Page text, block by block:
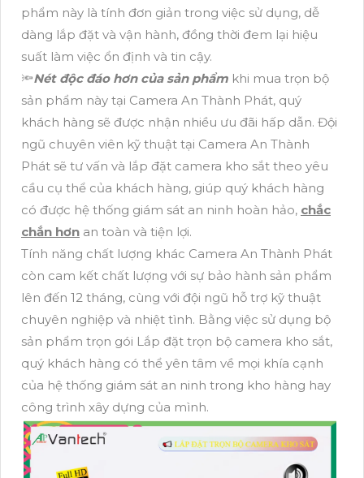
phẩm này là tính đơn giản trong việc sử dụng, dễ
dàng lắp đặt và vận hành, đồng thời đem lại hiệu
suất làm việc ổn định và tin cậy.
🔦Nét độc đáo hơn của sản phẩm khi mua trọn bộ
sản phẩm này tại Camera An Thành Phát, quý
khách hàng sẽ được nhận nhiều ưu đãi hấp dẫn. Đội
ngũ chuyên viên kỹ thuật tại Camera An Thành
Phát sẽ tư vấn và lắp đặt camera kho sắt theo yêu
cầu cụ thể của khách hàng, giúp quý khách hàng
có được hệ thống giám sát an ninh hoàn hảo, chắc
chắn hơn an toàn và tiện lợi.
Tính năng chất lượng khác Camera An Thành Phát
còn cam kết chất lượng với sự bảo hành sản phẩm
lên đến 12 tháng, cùng với đội ngũ hỗ trợ kỹ thuật
chuyên nghiệp và nhiệt tình. Bằng việc sử dụng bộ
sản phẩm trọn gói Lắp đặt trọn bộ camera kho sắt,
quý khách hàng có thể yên tâm về mọi khía cạnh
của hệ thống giám sát an ninh trong kho hàng hay
công trình xây dựng của mình.